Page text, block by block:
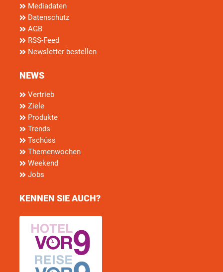
Mediadaten
Datenschutz
AGB
RSS-Feed
Newsletter bestellen
NEWS
Vertrieb
Ziele
Produkte
Trends
Tschüss
Themenwochen
Weekend
Jobs
KENNEN SIE AUCH?